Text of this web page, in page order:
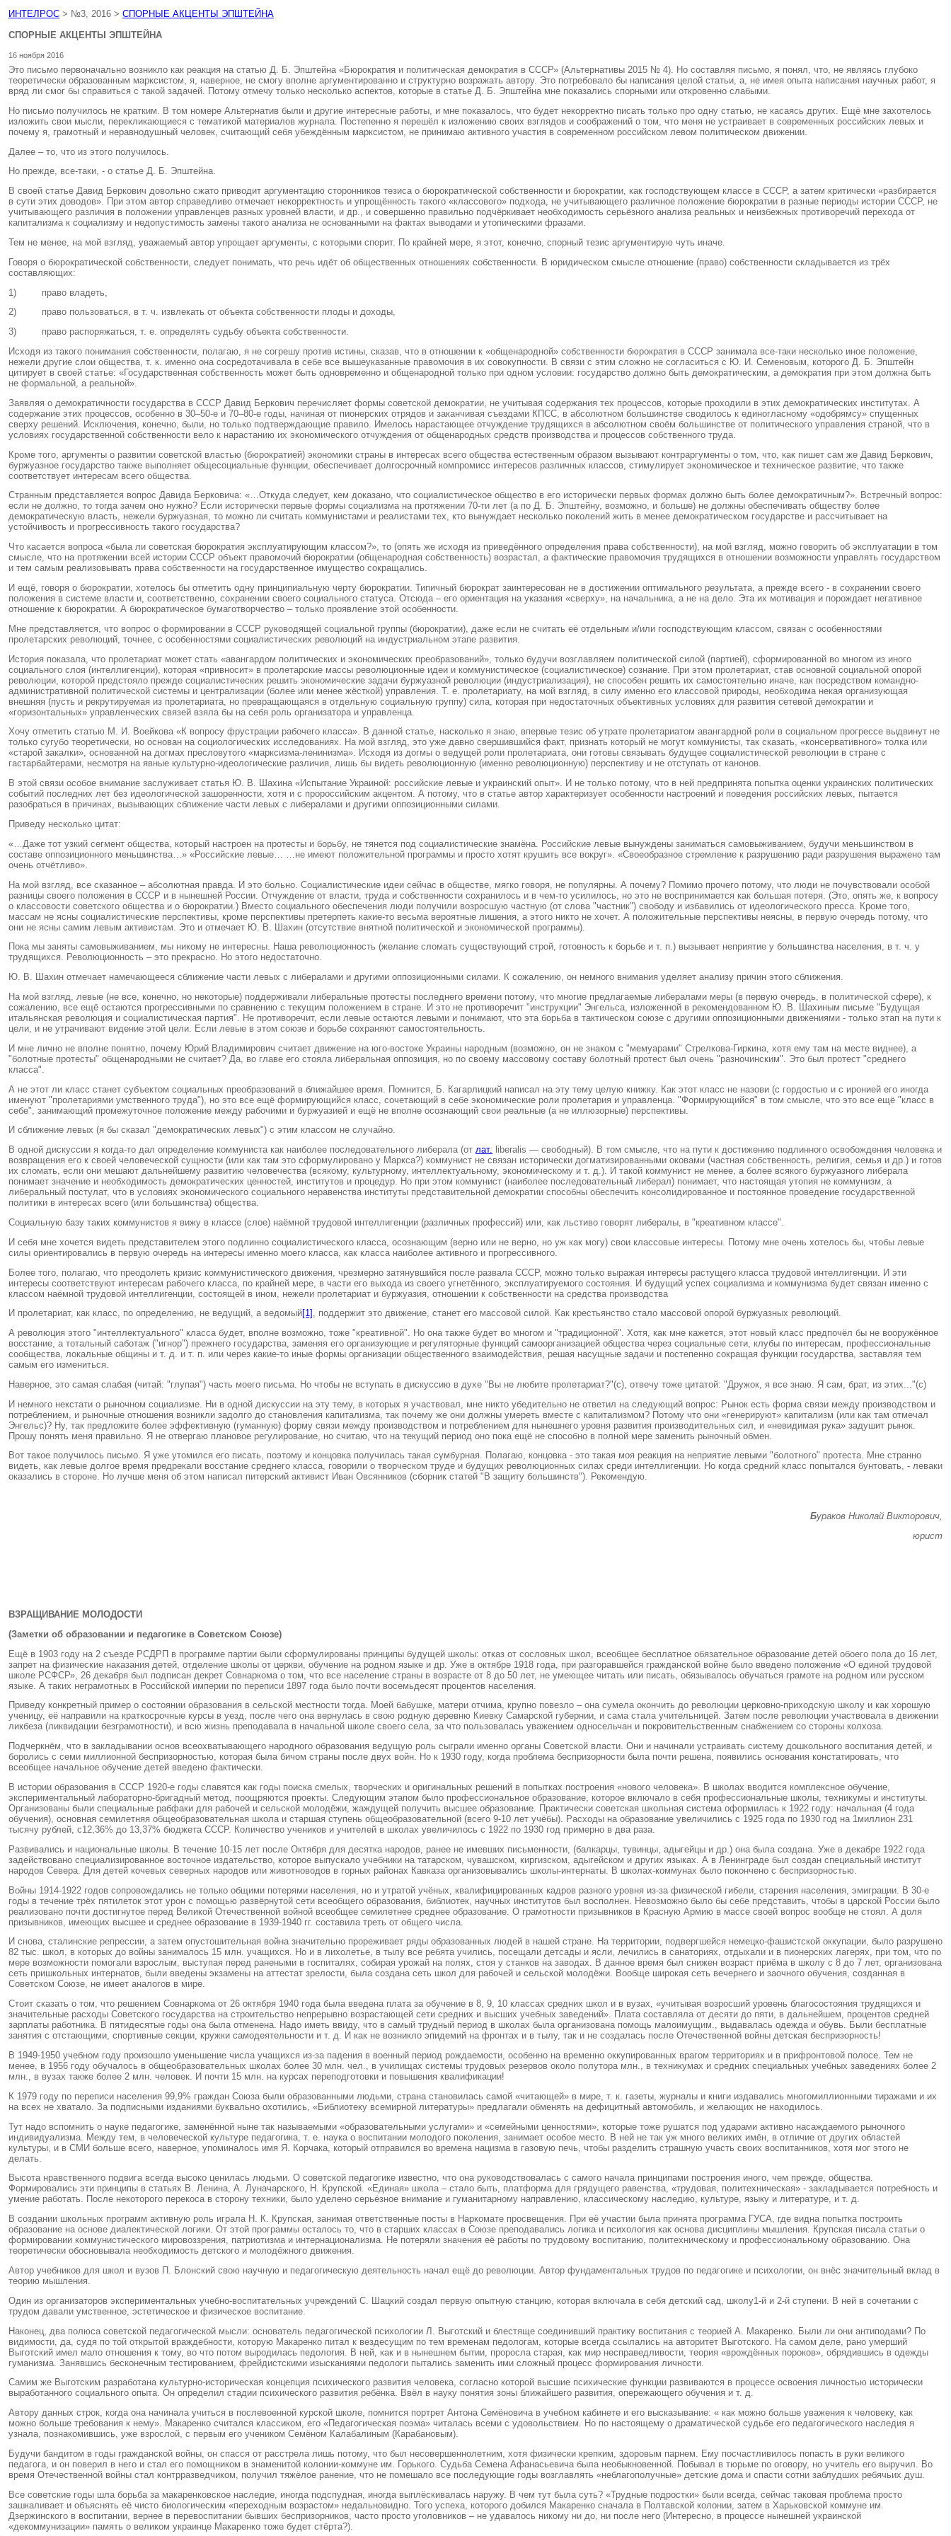
ИНТЕЛРОС > №3, 2016 > СПОРНЫЕ АКЦЕНТЫ ЭПШТЕЙНА
СПОРНЫЕ АКЦЕНТЫ ЭПШТЕЙНА
16 ноября 2016
Это письмо первоначально возникло как реакция на статью Д. Б. Эпштейна «Бюрократия и политическая демократия в СССР» (Альтернативы 2015 № 4). Но составляя письмо, я понял, что, не являясь глубоко
теоретически образованным марксистом, я, наверное, не смогу вполне аргументированно и структурно возражать автору. Это потребовало бы написания целой статьи, а, не имея опыта написания научных работ, я
вряд ли смог бы справиться с такой задачей. Потому отмечу только несколько аспектов, которые в статье Д. Б. Эпштейна мне показались спорными или откровенно слабыми.
Но письмо получилось не кратким. В том номере Альтернатив были и другие интересные работы, и мне показалось, что будет некорректно писать только про одну статью, не касаясь других. Ещё мне захотелось
изложить свои мысли, перекликающиеся с тематикой материалов журнала. Постепенно я перешёл к изложению своих взглядов и соображений о том, что меня не устраивает в современных российских левых и
почему я, грамотный и неравнодушный человек, считающий себя убеждённым марксистом, не принимаю активного участия в современном российском левом политическом движении.
Далее – то, что из этого получилось.
Но прежде, все-таки, - о статье Д. Б. Эпштейна.
В своей статье Давид Беркович довольно сжато приводит аргументацию сторонников тезиса о бюрократической собственности и бюрократии, как господствующем классе в СССР, а затем критически «разбирается
в сути этих доводов». При этом автор справедливо отмечает некорректность и упрощённость такого «классового» подхода, не учитывающего различное положение бюрократии в разные периоды истории СССР, не
учитывающего различия в положении управленцев разных уровней власти, и др., и совершенно правильно подчёркивает необходимость серьёзного анализа реальных и неизбежных противоречий перехода от
капитализма к социализму и недопустимость замены такого анализа не основанными на фактах выводами и утопическими фразами.
Тем не менее, на мой взгляд, уважаемый автор упрощает аргументы, с которыми спорит. По крайней мере, я этот, конечно, спорный тезис аргументирую чуть иначе.
Говоря о бюрократической собственности, следует понимать, что речь идёт об общественных отношениях собственности. В юридическом смысле отношение (право) собственности складывается из трёх
составляющих:
1) право владеть,
2) право пользоваться, в т. ч. извлекать от объекта собственности плоды и доходы,
3) право распоряжаться, т. е. определять судьбу объекта собственности.
Исходя из такого понимания собственности, полагаю, я не согрешу против истины, сказав, что в отношении к «общенародной» собственности бюрократия в СССР занимала все-таки несколько иное положение,
нежели другие слои общества, т. к. именно она сосредотачивала в себе все вышеуказанные правомочия в их совокупности. В связи с этим сложно не согласиться с Ю. И. Семеновым, которого Д. Б. Эпштейн
цитирует в своей статье: «Государственная собственность может быть одновременно и общенародной только при одном условии: государство должно быть демократическим, а демократия при этом должна быть
не формальной, а реальной».
Заявляя о демократичности государства в СССР Давид Беркович перечисляет формы советской демократии, не учитывая содержания тех процессов, которые проходили в этих демократических институтах. А
содержание этих процессов, особенно в 30–50-е и 70–80-е годы, начиная от пионерских отрядов и заканчивая съездами КПСС, в абсолютном большинстве сводилось к единогласному «одобрямсу» спущенных
сверху решений. Исключения, конечно, были, но только подтверждающие правило. Имелось нарастающее отчуждение трудящихся в абсолютном своём большинстве от политического управления страной, что в
условиях государственной собственности вело к нарастанию их экономического отчуждения от общенародных средств производства и процессов собственного труда.
Кроме того, аргументы о развитии советской властью (бюрократией) экономики страны в интересах всего общества естественным образом вызывают контраргументы о том, что, как пишет сам же Давид Беркович,
буржуазное государство также выполняет общесоциальные функции, обеспечивает долгосрочный компромисс интересов различных классов, стимулирует экономическое и техническое развитие, что также
соответствует интересам всего общества.
Странным представляется вопрос Давида Берковича: «…Откуда следует, кем доказано, что социалистическое общество в его исторически первых формах должно быть более демократичным?». Встречный вопрос:
если не должно, то тогда зачем оно нужно? Если исторически первые формы социализма на протяжении 70-ти лет (а по Д. Б. Эпштейну, возможно, и больше) не должны обеспечивать обществу более
демократическую власть, нежели буржуазная, то можно ли считать коммунистами и реалистами тех, кто вынуждает несколько поколений жить в менее демократическом государстве и рассчитывает на
устойчивость и прогрессивность такого государства?
Что касается вопроса «была ли советская бюрократия эксплуатирующим классом?», то (опять же исходя из приведённого определения права собственности), на мой взгляд, можно говорить об эксплуатации в том
смысле, что на протяжении всей истории СССР объект правомочий бюрократии (общенародная собственность) возрастал, а фактические правомочия трудящихся в отношении возможности управлять государством
и тем самым реализовывать права собственности на государственное имущество сокращались.
И ещё, говоря о бюрократии, хотелось бы отметить одну принципиальную черту бюрократии. Типичный бюрократ заинтересован не в достижении оптимального результата, а прежде всего ‑ в сохранении своего
положения в системе власти и, соответственно, сохранении своего социального статуса. Отсюда – его ориентация на указания «сверху», на начальника, а не на дело. Эта их мотивация и порождает негативное
отношение к бюрократии. А бюрократическое бумаготворчество – только проявление этой особенности.
Мне представляется, что вопрос о формировании в СССР руководящей социальной группы (бюрократии), даже если не считать её отдельным и/или господствующим классом, связан с особенностями
пролетарских революций, точнее, с особенностями социалистических революций на индустриальном этапе развития.
История показала, что пролетариат может стать «авангардом политических и экономических преобразований», только будучи возглавляем политической силой (партией), сформированной во многом из иного
социального слоя (интеллигенции), которая «привносит» в пролетарские массы революционные идеи и коммунистическое (социалистическое) сознание. При этом пролетариат, став основной социальной опорой
революции, которой предстояло прежде социалистических решить экономические задачи буржуазной революции (индустриализация), не способен решить их самостоятельно иначе, как посредством командно-
административной политической системы и централизации (более или менее жёсткой) управления. Т. е. пролетариату, на мой взгляд, в силу именно его классовой природы, необходима некая организующая
внешняя (пусть и рекрутируемая из пролетариата, но превращающаяся в отдельную социальную группу) сила, которая при недостаточных объективных условиях для развития сетевой демократии и
«горизонтальных» управленческих связей взяла бы на себя роль организатора и управленца.
Хочу отметить статью М. И. Воейкова «К вопросу фрустрации рабочего класса». В данной статье, насколько я знаю, впервые тезис об утрате пролетариатом авангардной роли в социальном прогрессе выдвинут не
только сугубо теоретически, но основан на социологических исследованиях. На мой взгляд, это уже давно свершившийся факт, признать который не могут коммунисты, так сказать, «консервативного» толка или
«старой закалки», основанной на догмах пресловутого «марксизма-ленинизма». Исходя из догмы о ведущей роли пролетариата, они готовы связывать будущее социалистической революции в стране с
гастарбайтерами, несмотря на явные культурно-идеологические различия, лишь бы видеть революционную (именно революционную) перспективу и не отступать от канонов.
В этой связи особое внимание заслуживает статья Ю. В. Шахина «Испытание Украиной: российские левые и украинский опыт». И не только потому, что в ней предпринята попытка оценки украинских политических
событий последних лет без идеологической зашоренности, хотя и с пророссийским акцентом. А потому, что в статье автор характеризует особенности настроений и поведения российских левых, пытается
разобраться в причинах, вызывающих сближение части левых с либералами и другими оппозиционными силами.
Приведу несколько цитат:
«…Даже тот узкий сегмент общества, который настроен на протесты и борьбу, не тянется под социалистические знамёна. Российские левые вынуждены заниматься самовыживанием, будучи меньшинством в
составе оппозиционного меньшинства…» «Российские левые… …не имеют положительной программы и просто хотят крушить все вокруг». «Своеобразное стремление к разрушению ради разрушения выражено там
очень отчётливо».
На мой взгляд, все сказанное – абсолютная правда. И это больно. Социалистические идеи сейчас в обществе, мягко говоря, не популярны. А почему? Помимо прочего потому, что люди не почувствовали особой
разницы своего положения в СССР и в нынешней России. Отчуждение от власти, труда и собственности сохранилось и в чем-то усилилось, но это не воспринимается как большая потеря. (Это, опять же, к вопросу
о классовости советского общества и о бюрократии.) Вместо социального обеспечения люди получили возросшую частную (от слова "частник") свободу и избавились от идеологического пресса. Кроме того,
массам не ясны социалистические перспективы, кроме перспективы претерпеть какие-то весьма вероятные лишения, а этого никто не хочет. А положительные перспективы неясны, в первую очередь потому, что
они не ясны самим левым активистам. Это и отмечает Ю. В. Шахин (отсутствие внятной политической и экономической программы).
Пока мы заняты самовыживанием, мы никому не интересны. Наша революционность (желание сломать существующий строй, готовность к борьбе и т. п.) вызывает неприятие у большинства населения, в т. ч. у
трудящихся. Революционность – это прекрасно. Но этого недостаточно.
Ю. В. Шахин отмечает намечающееся сближение части левых с либералами и другими оппозиционными силами. К сожалению, он немного внимания уделяет анализу причин этого сближения.
На мой взгляд, левые (не все, конечно, но некоторые) поддерживали либеральные протесты последнего времени потому, что многие предлагаемые либералами меры (в первую очередь, в политической сфере), к
сожалению, все ещё остаются прогрессивными по сравнению с текущим положением в стране. И это не противоречит "инструкции" Энгельса, изложенной в рекомендованном Ю. В. Шахиным письме "Будущая
итальянская революция и социалистическая партия". Не противоречит, если левые остаются левыми и понимают, что эта борьба в тактическом союзе с другими оппозиционными движениями - только этап на пути к
цели, и не утрачивают видение этой цели. Если левые в этом союзе и борьбе сохраняют самостоятельность.
И мне лично не вполне понятно, почему Юрий Владимирович считает движение на юго-востоке Украины народным (возможно, он не знаком с "мемуарами" Стрелкова-Гиркина, хотя ему там на месте виднее), а
"болотные протесты" общенародными не считает? Да, во главе его стояла либеральная оппозиция, но по своему массовому составу болотный протест был очень "разночинским". Это был протест "среднего
класса".
А не этот ли класс станет субъектом социальных преобразований в ближайшее время. Помнится, Б. Кагарлицкий написал на эту тему целую книжку. Как этот класс не назови (с гордостью и с иронией его иногда
именуют "пролетариями умственного труда"), но это все ещё формирующийся класс, сочетающий в себе экономические роли пролетария и управленца. "Формирующийся" в том смысле, что это все ещё "класс в
себе", занимающий промежуточное положение между рабочими и буржуазией и ещё не вполне осознающий свои реальные (а не иллюзорные) перспективы.
И сближение левых (я бы сказал "демократических левых") с этим классом не случайно.
В одной дискуссии я когда-то дал определение коммуниста как наиболее последовательного либерала (от лат. liberalis — свободный). В том смысле, что на пути к достижению подлинного освобождения человека и
возвращения его к своей человеческой сущности (или как там это сформулировано у Маркса?) коммунист не связан исторически догматизированными оковами (частная собственность, религия, семья и др.) и готов
их сломать, если они мешают дальнейшему развитию человечества (всякому, культурному, интеллектуальному, экономическому и т. д.). И такой коммунист не менее, а более всякого буржуазного либерала
понимает значение и необходимость демократических ценностей, институтов и процедур. Но при этом коммунист (наиболее последовательный либерал) понимает, что настоящая утопия не коммунизм, а
либеральный постулат, что в условиях экономического социального неравенства институты представительной демократии способны обеспечить консолидированное и постоянное проведение государственной
политики в интересах всего (или большинства) общества.
Социальную базу таких коммунистов я вижу в классе (слое) наёмной трудовой интеллигенции (различных профессий) или, как льстиво говорят либералы, в "креативном классе".
И себя мне хочется видеть представителем этого подлинно социалистического класса, осознающим (верно или не верно, но уж как могу) свои классовые интересы. Потому мне очень хотелось бы, чтобы левые
силы ориентировались в первую очередь на интересы именно моего класса, как класса наиболее активного и прогрессивного.
Более того, полагаю, что преодолеть кризис коммунистического движения, чрезмерно затянувшийся после развала СССР, можно только выражая интересы растущего класса трудовой интеллигенции. И эти
интересы соответствуют интересам рабочего класса, по крайней мере, в части его выхода из своего угнетённого, эксплуатируемого состояния. И будущий успех социализма и коммунизма будет связан именно с
классом наёмной трудовой интеллигенции, состоящей в ином, нежели пролетариат и буржуазия, отношении к собственности на средства производства
И пролетариат, как класс, по определению, не ведущий, а ведомый[1] , поддержит это движение, станет его массовой силой. Как крестьянство стало массовой опорой буржуазных революций.
А революция этого "интеллектуального" класса будет, вполне возможно, тоже "креативной". Но она также будет во многом и "традиционной". Хотя, как мне кажется, этот новый класс предпочёл бы не вооружённое
восстание, а тотальный саботаж ("игнор") прежнего государства, заменяя его организующие и регуляторные функций самоорганизацией общества через социальные сети, клубы по интересам, профессиональные
сообщества, локальные общины и т. д. и т. п. или через какие-то иные формы организации общественного взаимодействия, решая насущные задачи и постепенно сокращая функции государства, заставляя тем
самым его измениться.
Наверное, это самая слабая (читай: "глупая") часть моего письма. Но чтобы не вступать в дискуссию в духе "Вы не любите пролетариат?"(с), отвечу тоже цитатой: "Дружок, я все знаю. Я сам, брат, из этих..."(с)
И немного некстати о рыночном социализме. Ни в одной дискуссии на эту тему, в которых я участвовал, мне никто убедительно не ответил на следующий вопрос: Рынок есть форма связи между производством и
потреблением, и рыночные отношения возникли задолго до становления капитализма, так почему же они должны умереть вместе с капитализмом? Потому что они «генерируют» капитализм (или как там отмечал
Энгельс)? Ну, так предложите более эффективную (гуманную) форму связи между производством и потреблением для нынешнего уровня развития производительных сил, и «невидимая рука» задушит рынок.
Прошу понять меня правильно. Я не отвергаю плановое регулирование, но считаю, что на текущий период оно пока ещё не способно в полной мере заменить рыночный обмен.
Вот такое получилось письмо. Я уже утомился его писать, поэтому и концовка получилась такая сумбурная. Полагаю, концовка ‑ это такая моя реакция на неприятие левыми "болотного" протеста. Мне странно
видеть, как левые долгое время предрекали восстание среднего класса, говорили о творческом труде и будущих революционных силах среди интеллигенции. Но когда средний класс попытался бунтовать, ‑ леваки
оказались в стороне. Но лучше меня об этом написал питерский активист Иван Овсянников (сборник статей "В защиту большинств"). Рекомендую.
Бураков Николай Викторович,
юрист
ВЗРАЩИВАНИЕ МОЛОДОСТИ
(Заметки об образовании и педагогике в Советском Союзе)
Ещё в 1903 году на 2 съезде РСДРП в программе партии были сформулированы принципы будущей школы: отказ от сословных школ, всеобщее бесплатное обязательное образование детей обоего пола до 16 лет,
запрет на физические наказания детей, отделение школы от церкви, обучение на родном языке и др. Уже в октябре 1918 года, при разгоравшейся гражданской войне было введено положение «О единой трудовой
школе РСФСР», 26 декабря был подписан декрет Совнаркома о том, что все население страны в возрасте от 8 до 50 лет, не умеющее читать или писать, обязывалось обучаться грамоте на родном или русском
языке. А таких неграмотных в Российской империи по переписи 1897 года было почти восемьдесят процентов населения.
Приведу конкретный пример о состоянии образования в сельской местности тогда. Моей бабушке, матери отчима, крупно повезло – она сумела окончить до революции церковно-приходскую школу и как хорошую
ученицу, её направили на краткосрочные курсы в уезд, после чего она вернулась в свою родную деревню Киевку Самарской губернии, и сама стала учительницей. Затем после революции участвовала в движении
ликбеза (ликвидации безграмотности), и всю жизнь преподавала в начальной школе своего села, за что пользовалась уважением односельчан и покровительственным снабжением со стороны колхоза.
Подчеркнём, что в закладывании основ всеохватывающего народного образования ведущую роль сыграли именно органы Советской власти. Они и начинали устраивать систему дошкольного воспитания детей, и
боролись с семи миллионной беспризорностью, которая была бичом страны после двух войн. Но к 1930 году, когда проблема беспризорности была почти решена, появились основания констатировать, что
всеобщее начальное обучение детей введено фактически.
В истории образования в СССР 1920-е годы славятся как годы поиска смелых, творческих и оригинальных решений в попытках построения «нового человека». В школах вводится комплексное обучение,
экспериментальный лабораторно-бригадный метод, поощряются проекты. Следующим этапом было профессиональное образование, которое включало в себя профессиональные школы, техникумы и институты.
Организованы были специальные рабфаки для рабочей и сельской молодёжи, жаждущей получить высшее образование. Практически советская школьная система оформилась к 1922 году: начальная (4 года
обучения), основная семилетняя общеобразовательная школа и старшая ступень общеобразовательной (всего 9-10 лет учёбы). Расходы на образование увеличились с 1925 года по 1930 год на 1миллион 231
тысячу рублей, с12,36% до 13,37% бюджета СССР. Количество учеников и учителей в школах увеличилось с 1922 по 1930 год примерно в два раза.
Развивались и национальные школы. В течение 10-15 лет после Октября для десятка народов, ранее не имевших письменности, (балкарцы, тувинцы, адыгейцы и др.) она была создана. Уже в декабре 1922 года
задействовано специализированное восточное издательство, которое выпускало учебники на татарском, чувашском, киргизском, адыгейском и других языках. А в Ленинграде был создан специальный институт
народов Севера. Для детей кочевых северных народов или животноводов в горных районах Кавказа организовывались школы-интернаты. В школах-коммунах было покончено с беспризорностью.
Войны 1914-1922 годов сопровождались не только общими потерями населения, но и утратой учёных, квалифицированных кадров разного уровня из-за физической гибели, старения населения, эмиграции. В 30-е
годы в течение трёх пятилеток этот урон с помощью развёрнутой сети всеобщего образования, библиотек, научных институтов был восполнен. Невозможно было бы себе представить, чтобы в царской России было
реализовано почти достигнутое перед Великой Отечественной войной всеобщее семилетнее среднее образование. О грамотности призывников в Красную Армию в массе своей вопрос вообще не стоял. А доля
призывников, имеющих высшее и среднее образование в 1939-1940 гг. составила треть от общего числа.
И снова, сталинские репрессии, а затем опустошительная война значительно прореживает ряды образованных людей в нашей стране. На территории, подвергшейся немецко-фашистской оккупации, было разрушено
82 тыс. школ, в которых до войны занималось 15 млн. учащихся. Но и в лихолетье, в тылу все ребята учились, посещали детсады и ясли, лечились в санаториях, отдыхали и в пионерских лагерях, при том, что по
мере возможности помогали взрослым, выступая перед ранеными в госпиталях, собирая урожай на полях, стоя у станков на заводах. В данное время был снижен возраст приёма в школу с 8 до 7 лет, организована
сеть пришкольных интернатов, были введены экзамены на аттестат зрелости, была создана сеть школ для рабочей и сельской молодёжи. Вообще широкая сеть вечернего и заочного обучения, созданная в
Советском Союзе, не имеет аналогов в мире.
Стоит сказать о том, что решением Совнаркома от 26 октября 1940 года была введена плата за обучение в 8, 9, 10 классах средних школ и в вузах, «учитывая возросший уровень благосостояния трудящихся и
значительные расходы Советского государства на строительство непрерывно возрастающей сети средних и высших учебных заведений». Плата составляла от десяти до пяти, в дальнейшем, процентов средней
зарплаты работника. В пятидесятые годы она была отменена. Надо иметь ввиду, что в самый трудный период в школах была организована помощь малоимущим., выдавалась одежда и обувь. Были бесплатные
занятия с отстающими, спортивные секции, кружки самодеятельности и т. д. И как не возникло эпидемий на фронтах и в тылу, так и не создалась после Отечественной войны детская беспризорность!
В 1949-1950 учебном году произошло уменьшение числа учащихся из-за падения в военный период рождаемости, особенно на временно оккупированных врагом территориях и в прифронтовой полосе. Тем не
менее, в 1956 году обучалось в общеобразовательных школах более 30 млн. чел., в училищах системы трудовых резервов около полутора млн., в техникумах и средних специальных учебных заведениях более 2
млн., в вузах также более 2 млн. человек. И почти 15 млн. на курсах переподготовки и повышения квалификации!
К 1979 году по переписи населения 99,9% граждан Союза были образованными людьми, страна становилась самой «читающей» в мире, т. к. газеты, журналы и книги издавались многомиллионными тиражами и их
на всех не хватало. За подписными изданиями буквально охотились, «Библиотеку всемирной литературы» предлагали обменять на дефицитный автомобиль, и желающих не находилось.
Тут надо вспомнить о науке педагогике, заменённой ныне так называемыми «образовательными услугами» и «семейными ценностями», которые тоже рушатся под ударами активно насаждаемого рыночного
индивидуализма. Между тем, в человеческой культуре педагогика, т. е. наука о воспитании молодого поколения, занимает особое место. В ней не так уж много великих имён, в отличие от других областей
культуры, и в СМИ больше всего, наверное, упоминалось имя Я. Корчака, который отправился во времена нацизма в газовую печь, чтобы разделить страшную участь своих воспитанников, хотя мог этого не
делать.
Высота нравственного подвига всегда высоко ценилась людьми. О советской педагогике известно, что она руководствовалась с самого начала принципами построения иного, чем прежде, общества.
Формировались эти принципы в статьях В. Ленина, А. Луначарского, Н. Крупской. «Единая» школа – стало быть, платформа для грядущего равенства, «трудовая, политехническая» - закладывается потребность и
умение работать. После некоторого перекоса в сторону техники, было уделено серьёзное внимание и гуманитарному направлению, классическому наследию, культуре, языку и литературе, и т. д.
В создании школьных программ активную роль играла Н. К. Крупская, занимая ответственные посты в Наркомате просвещения. При её участии была принята программа ГУСА, где видна попытка построить
образование на основе диалектической логики. От этой программы осталось то, что в старших классах в Союзе преподавались логика и психология как основа дисциплины мышления. Крупская писала статьи о
формировании коммунистического мировоззрения, патриотизма и интернационализма. Не потеряли значения её работы по трудовому воспитанию, политехническому и профессиональному образованию. Она
теоретически обосновывала необходимость детского и молодёжного движения.
Автор учебников для школ и вузов П. Блонский свою научную и педагогическую деятельность начал ещё до революции. Автор фундаментальных трудов по педагогике и психологии, он внёс значительный вклад в
теорию мышления.
Один из организаторов экспериментальных учебно-воспитательных учреждений С. Шацкий создал первую опытную станцию, которая включала в себя детский сад, школу1-й и 2-й ступени. В ней в сочетании с
трудом давали умственное, эстетическое и физическое воспитание.
Наконец, два полюса советской педагогической мысли: основатель педагогической психологии Л. Выготский и блестяще соединивший практику воспитания с теорией А. Макаренко. Были ли они антиподами? По
видимости, да, судя по той открытой враждебности, которую Макаренко питал к вездесущим по тем временам педологам, которые всегда ссылались на авторитет Выготского. На самом деле, рано умерший
Выготский имел мало отношения к тому, во что потом выродилась педология. В ней, как и в нынешнем бытии, проросла старая, как мир несправедливости, теория «врождённых пороков», обрядившись в одежды
гуманизма. Занявшись бесконечным тестированием, фрейдистскими изысканиями педологи пытались заменить ими сложный процесс формирования личности.
Самим же Выготским разработана культурно-историческая концепция психического развития человека, согласно которой высшие психические функции развиваются в процессе освоения личностью исторически
выработанного социального опыта. Он определил стадии психического развития ребёнка. Ввёл в науку понятия зоны ближайшего развития, опережающего обучения и т. д.
Автору данных строк, когда она начинала учиться в послевоенной курской школе, помнится портрет Антона Семёновича в учебном кабинете и его высказывание: « как можно больше уважения к человеку, как
можно больше требования к нему». Макаренко считался классиком, его «Педагогическая поэма» читалась всеми с удовольствием. Но по настоящему о драматической судьбе его педагогического наследия я
узнала, познакомившись, уже взрослой, с первым его учеником Семёном Калабалиным (Карабановым).
Будучи бандитом в годы гражданской войны, он спасся от расстрела лишь потому, что был несовершеннолетним, хотя физически крепким, здоровым парнем. Ему посчастливилось попасть в руки великого
педагога, и он поверил в него и стал его помощником в знаменитой колонии-коммуне им. Горького. Судьба Семена Афанасьевича была необыкновенной. Побывал в тюрьме по оговору, но учитель его выручил. Во
время Отечественной войны стал контрразведчиком, получил тяжёлое ранение, что не помешало все последующие годы возглавлять «неблагополучные» детские дома и спасти сотни заблудших ребячьих душ.
Все советские годы шла борьба за макаренковское наследие, иногда подспудная, иногда выплёскивалась наружу. В чем тут была суть? «Трудные подростки» были всегда, сейчас таковая проблема просто
зашкаливает и объяснять её чисто биологическим «переходным возрастом» недальновидно. Того успеха, которого добился Макаренко сначала в Полтавской колонии, затем в Харьковской коммуне им.
Дзержинского в воспитании, вернее в перевоспитании бывших беспризорников, часто просто уголовников – не удавалось никому ни до, ни после него (Интересно, в процессе нынешней украинской
«декоммунизации» память о великом украинце Макаренко тоже будет стёрта?).